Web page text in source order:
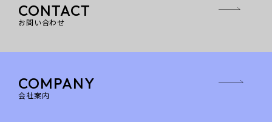
CONTACT
お問い合わせ
COMPANY
会社案内